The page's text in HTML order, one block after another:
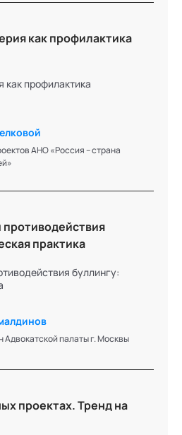
Травли NET АНО "БО
как профилактика
как профилактика
АНО «Россия – страна
практика
буллингу:
Адвокатской палаты г. Москвы
проектах. Тренд на